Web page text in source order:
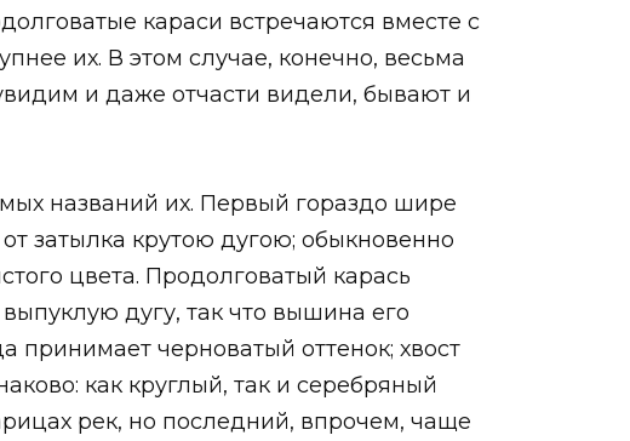
караси встречаются вместе с
их. В этом случае, конечно, весьма
и даже отчасти видели, бывают и
названий их. Первый гораздо шире
затылка крутою дугою; обыкновенно
цвета. Продолговатый карась
дугу, так что вышина его
принимает черноватый оттенок; хвост
как круглый, так и серебряный
рек, но последний, впрочем, чаще